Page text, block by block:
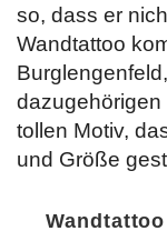
so, dass er
Wandtattoo
dazugehörigen
tollen Motiv,
und Größe